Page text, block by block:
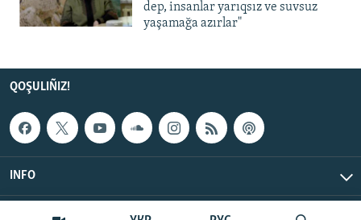
dep, insanlar yarıqsız ve suvsuz
yaşamağa azırlar"
QOŞULIÑIZ!
INFO